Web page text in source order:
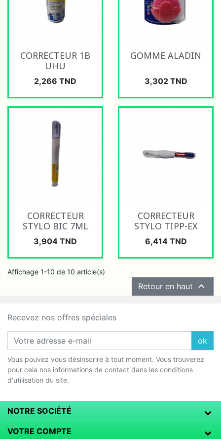
CORRECTEUR 1B
UHU
Prix
2,266 TND
GOMME ALADIN
Prix
3,302 TND
CORRECTEUR
STYLO BIC 7ML
Prix
3,904 TND
CORRECTEUR
STYLO TIPP-EX
Prix
6,414 TND
Affichage 1-10 de 10 article(s)
Retour en haut 
Recevez nos offres spéciales
ok
Vous pouvez vous désinscrire à tout moment. Vous trouverez
pour cela nos informations de contact dans les conditions
d'utilisation du site.
NOTRE SOCIÉTÉ
VOTRE COMPTE